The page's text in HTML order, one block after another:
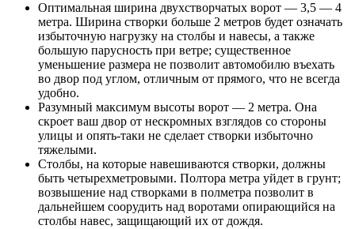
Оптимальная ширина двухстворчатых ворот — 3,5 — 4
метра. Ширина створки больше 2 метров будет означать
избыточную нагрузку на столбы и навесы, а также
большую парусность при ветре; существенное
уменьшение размера не позволит автомобилю въехать
во двор под углом, отличным от прямого, что не всегда
удобно.
Разумный максимум высоты ворот — 2 метра. Она
скроет ваш двор от нескромных взглядов со стороны
улицы и опять-таки не сделает створки избыточно
тяжелыми.
Столбы, на которые навешиваются створки, должны
быть четырехметровыми. Полтора метра уйдет в грунт;
возвышение над створками в полметра позволит в
дальнейшем соорудить над воротами опирающийся на
столбы навес, защищающий их от дождя.